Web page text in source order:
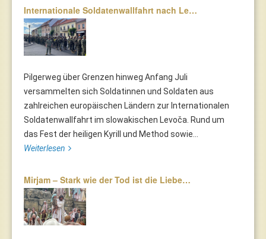
Internationale Soldatenwallfahrt nach Le…
Pilgerweg über Grenzen hinweg Anfang Juli
versammelten sich Soldatinnen und Soldaten aus
zahlreichen europäischen Ländern zur Internationalen
Soldatenwallfahrt im slowakischen Levoča. Rund um
das Fest der heiligen Kyrill und Method sowie...
Weiterlesen
Mirjam – Stark wie der Tod ist die Liebe…